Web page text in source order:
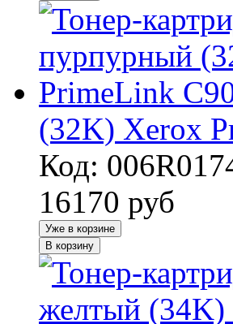
(32K) Xerox
Код:
16170 руб
Уже в корзине
В корзину